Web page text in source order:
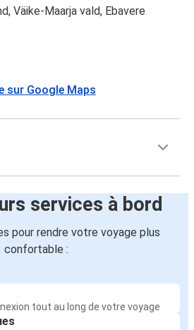
Väike-Maarja vald, Ebavere
sur Google Maps
services à bord
pour rendre votre voyage plus
confortable :
tout au long de votre voyage